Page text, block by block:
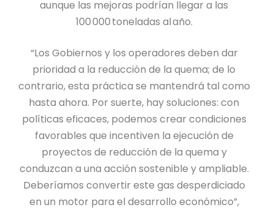
aunque las mejoras podrían llegar a las
100 000 toneladas al año.
“Los Gobiernos y los operadores deben dar
prioridad a la reducción de la quema; de lo
contrario, esta práctica se mantendrá tal como
hasta ahora. Por suerte, hay soluciones: con
políticas eficaces, podemos crear condiciones
favorables que incentiven la ejecución de
proyectos de reducción de la quema y
conduzcan a una acción sostenible y ampliable.
Deberíamos convertir este gas desperdiciado
en un motor para el desarrollo económico”,